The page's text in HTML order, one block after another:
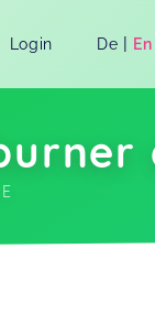
Login De | En